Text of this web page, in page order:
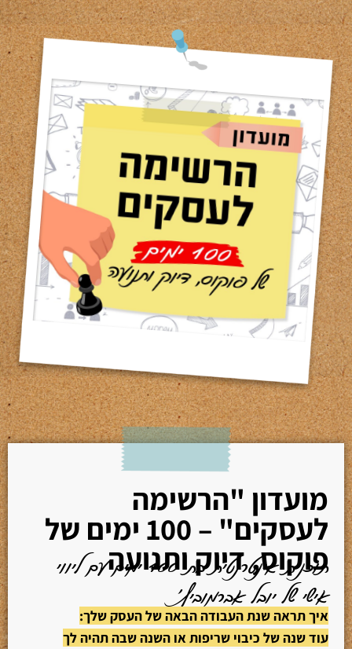
מועדון "הרשימה
לעסקים" – 100 ימים של
פוקוס, דיוק ותנועהתוכנית אינטרנטית בת 100 ימים עם ליווי
אישי של יובל אברמוביץ'
איך תראה שנת העבודה הבאה של העסק שלך:
עוד שנה של כיבוי שריפות או השנה שבה תהיה לך